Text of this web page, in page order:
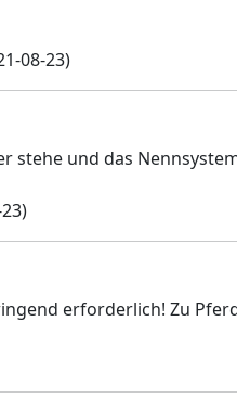
08-23)
stehe und das
erforderlich! Zu